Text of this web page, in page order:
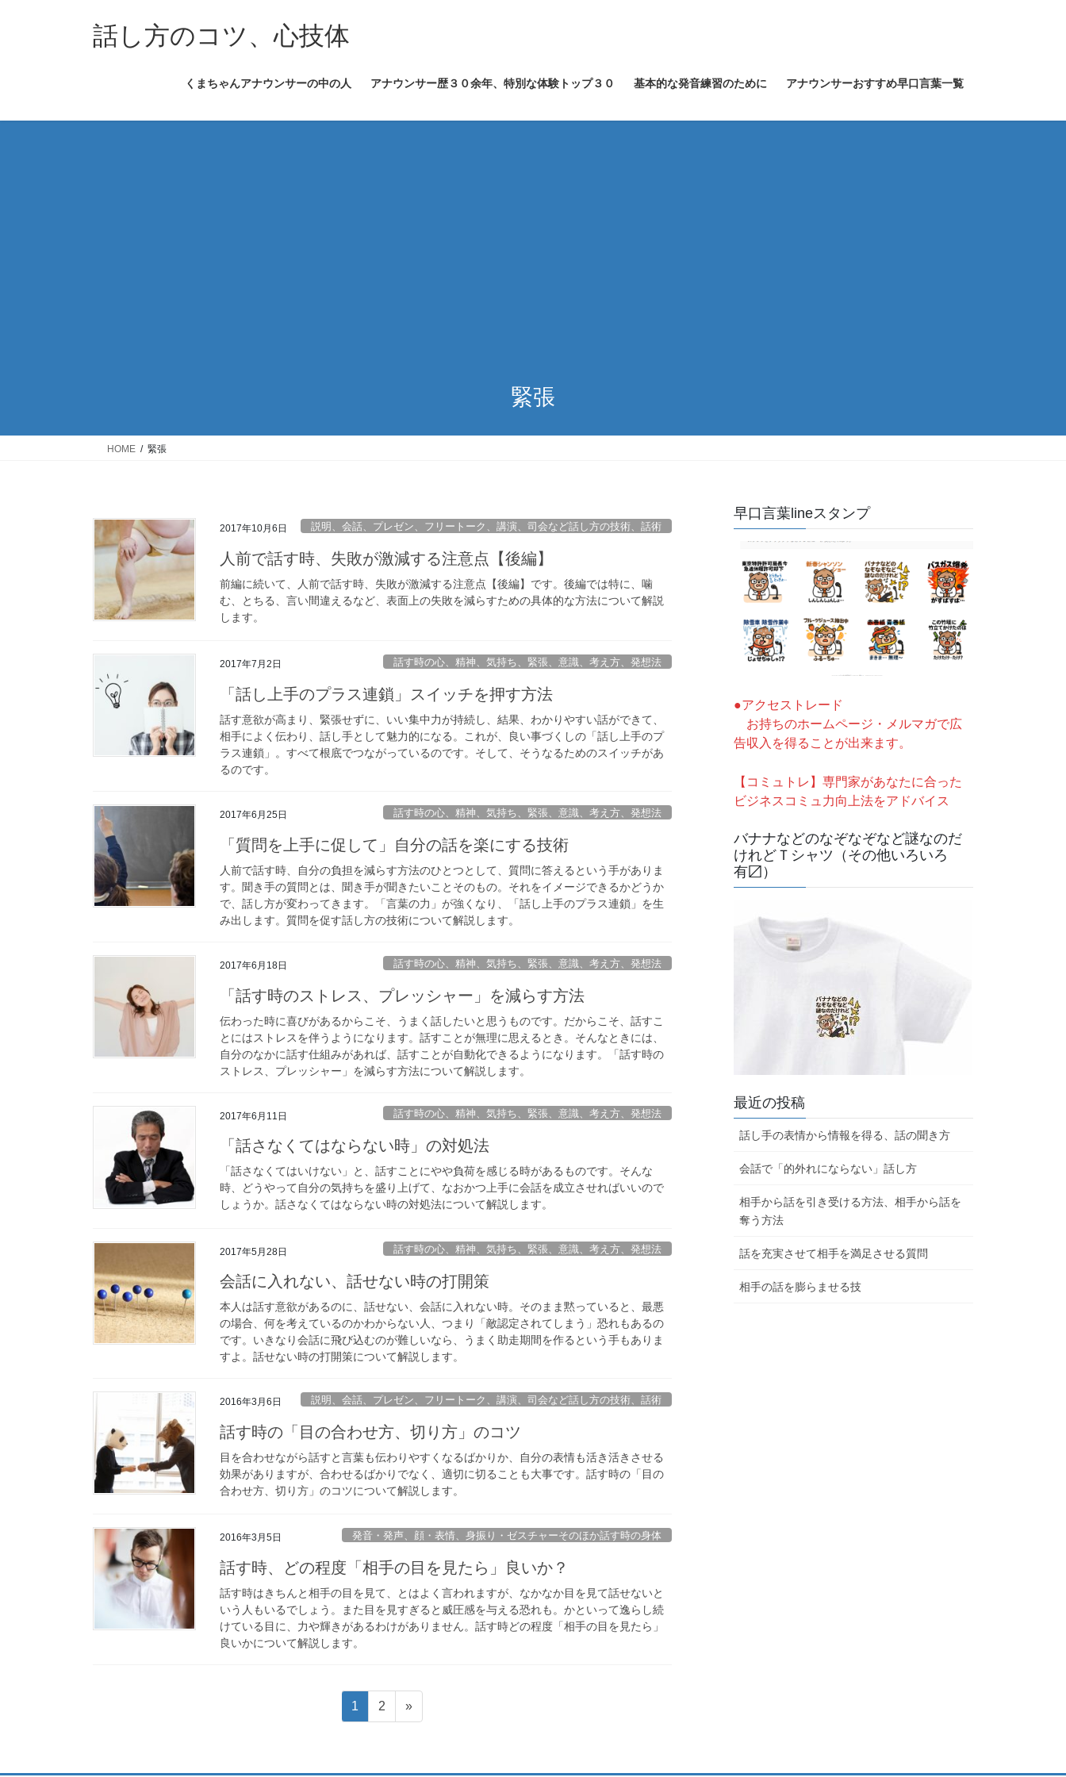
ス
ン
話し方のコツ、心技体
くまちゃんアナウンサーの中の人 アナウンサー歴３０余年、特別な体験トップ３０ 基本的な発音練習のために アナウンサーおすすめ早口言葉一覧
緊張
HOME 緊張
2017年10月6日 説明、会話、プレゼン、フリートーク、講演、司会など話し方の技術、話術
人前で話す時、失敗が激減する注意点【後編】
前編に続いて、人前で話す時、失敗が激減する注意点【後編】です。後編では特に、噛
む、とちる、言い間違えるなど、表面上の失敗を減らすための具体的な方法について解説
します。
2017年7月2日 話す時の心、精神、気持ち、緊張、意識、考え方、発想法
「話し上手のプラス連鎖」スイッチを押す方法
話す意欲が高まり、緊張せずに、いい集中力が持続し、結果、わかりやすい話ができて、
相手によく伝わり、話し手として魅力的になる。これが、良い事づくしの「話し上手のプ
ラス連鎖」。すべて根底でつながっているのです。そして、そうなるためのスイッチがあ
るのです。
2017年6月25日 話す時の心、精神、気持ち、緊張、意識、考え方、発想法
「質問を上手に促して」自分の話を楽にする技術
人前で話す時、自分の負担を減らす方法のひとつとして、質問に答えるという手がありま
す。聞き手の質問とは、聞き手が聞きたいことそのもの。それをイメージできるかどうか
で、話し方が変わってきます。「言葉の力」が強くなり、「話し上手のプラス連鎖」を生
み出します。質問を促す話し方の技術について解説します。
2017年6月18日 話す時の心、精神、気持ち、緊張、意識、考え方、発想法
「話す時のストレス、プレッシャー」を減らす方法
伝わった時に喜びがあるからこそ、うまく話したいと思うものです。だからこそ、話すこ
とにはストレスを伴うようになります。話すことが無理に思えるとき。そんなときには、
自分のなかに話す仕組みがあれば、話すことが自動化できるようになります。「話す時の
ストレス、プレッシャー」を減らす方法について解説します。
2017年6月11日 話す時の心、精神、気持ち、緊張、意識、考え方、発想法
「話さなくてはならない時」の対処法
「話さなくてはいけない」と、話すことにやや負荷を感じる時があるものです。そんな
時、どうやって自分の気持ちを盛り上げて、なおかつ上手に会話を成立させればいいので
しょうか。話さなくてはならない時の対処法について解説します。
2017年5月28日 話す時の心、精神、気持ち、緊張、意識、考え方、発想法
会話に入れない、話せない時の打開策
本人は話す意欲があるのに、話せない、会話に入れない時。そのまま黙っていると、最悪
の場合、何を考えているのかわからない人、つまり「敵認定されてしまう」恐れもあるの
です。いきなり会話に飛び込むのが難しいなら、うまく助走期間を作るという手もありま
すよ。話せない時の打開策について解説します。
2016年3月6日 説明、会話、プレゼン、フリートーク、講演、司会など話し方の技術、話術
話す時の「目の合わせ方、切り方」のコツ
目を合わせながら話すと言葉も伝わりやすくなるばかりか、自分の表情も活き活きさせる
効果がありますが、合わせるばかりでなく、適切に切ることも大事です。話す時の「目の
合わせ方、切り方」のコツについて解説します。
2016年3月5日 発音・発声、顔・表情、身振り・ゼスチャーそのほか話す時の身体
話す時、どの程度「相手の目を見たら」良いか？
話す時はきちんと相手の目を見て、とはよく言われますが、なかなか目を見て話せないと
いう人もいるでしょう。また目を見すぎると威圧感を与える恐れも。かといって逸らし続
けている目に、力や輝きがあるわけがありません。話す時どの程度「相手の目を見たら」
良いかについて解説します。
固
定
1
固
定
2 »
早口言葉lineスタンプ
●アクセストレード
お持ちのホームページ・メルマガで広
告収入を得ることが出来ます。
【コミュトレ】専門家があなたに合った
ビジネスコミュ力向上法をアドバイス
バナナなどのなぞなぞなど謎なのだ
けれどＴシャツ（その他いろいろ
有〼）
最近の投稿
話し手の表情から情報を得る、話の聞き方
会話で「的外れにならない」話し方
相手から話を引き受ける方法、相手から話を
奪う方法
話を充実させて相手を満足させる質問
相手の話を膨らませる技